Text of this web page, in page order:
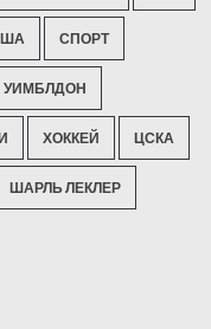
СПОРТ
УИМБЛДОН
ХОККЕЙ ЦСКА
ШАРЛЬ ЛЕКЛЕР